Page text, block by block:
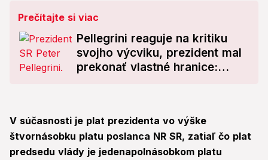
Prečítajte si viac
Pellegrini reaguje na kritiku
svojho výcviku, prezident mal
prekonať vlastné hranice:
V súčasnosti je plat prezidenta vo výške
štvornásobku platu poslanca NR SR, zatiaľ čo plat
predsedu vlády je jedenapolnásobkom platu